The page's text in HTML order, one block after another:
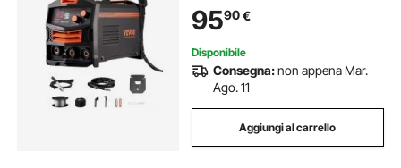
Macchina Saldatrice Schermo
Digitale
9590€
Disponibile
Consegna:non appena Mar.
Ago. 11
Aggiungi al carrello